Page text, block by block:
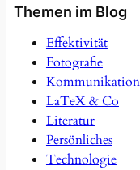
Themen im Blog
Effektivität
Fotografie
Kommunikation
LaTeX & Co
Literatur
Persönliches
Technologie